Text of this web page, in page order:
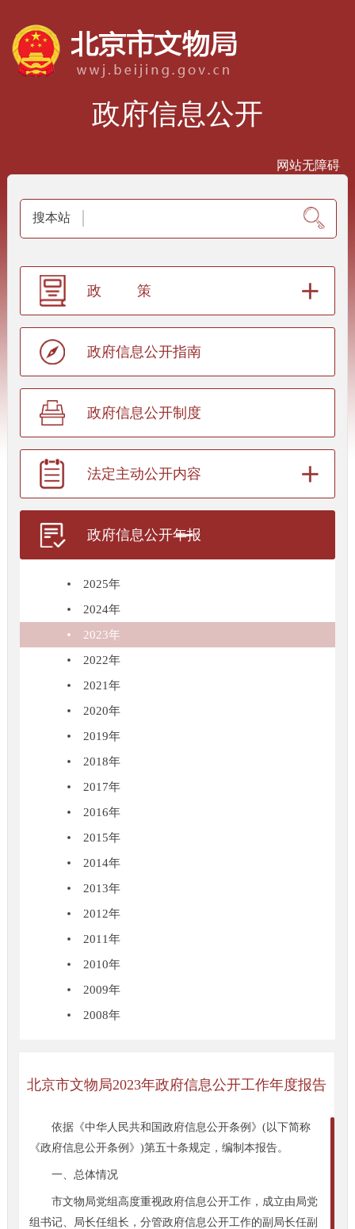
政府信息公开
网站无障碍
搜本站
政策
政府信息公开指南
政府信息公开制度
法定主动公开内容
政府信息公开年报
2025年
2024年
2023年
2022年
2021年
2020年
2019年
2018年
2017年
2016年
2015年
2014年
2013年
2012年
2011年
2010年
2009年
2008年
北京市文物局2023年政府信息公开工作年度报告
依据《中华人民共和国政府信息公开条例》(以下简称
《政府信息公开条例》)第五十条规定，编制本报告。
一、总体情况
市文物局党组高度重视政府信息公开工作，成立由局党
组书记、局长任组长，分管政府信息公开工作的副局长任副